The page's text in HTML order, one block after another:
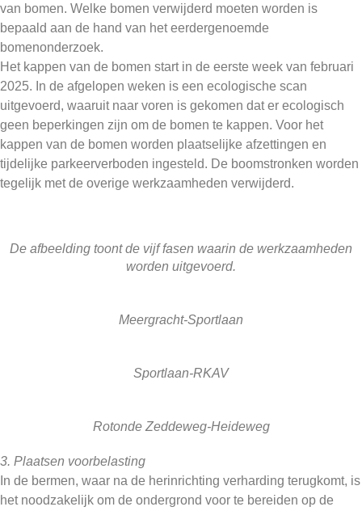
van bomen. Welke bomen verwijderd moeten worden is
bepaald aan de hand van het eerdergenoemde
bomenonderzoek.
Het kappen van de bomen start in de eerste week van februari
2025. In de afgelopen weken is een ecologische scan
uitgevoerd, waaruit naar voren is gekomen dat er ecologisch
geen beperkingen zijn om de bomen te kappen. Voor het
kappen van de bomen worden plaatselijke afzettingen en
tijdelijke parkeerverboden ingesteld. De boomstronken worden
tegelijk met de overige werkzaamheden verwijderd.
De afbeelding toont de vijf fasen waarin de werkzaamheden
worden uitgevoerd.
Meergracht-Sportlaan
Sportlaan-RKAV
Rotonde Zeddeweg-Heideweg
3. Plaatsen voorbelasting
In de bermen, waar na de herinrichting verharding terugkomt, is
het noodzakelijk om de ondergrond voor te bereiden op de